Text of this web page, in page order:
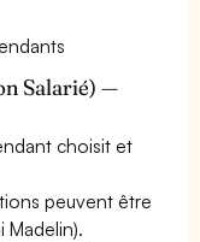
Salarié) —
choisit et
peuvent être
Madelin).